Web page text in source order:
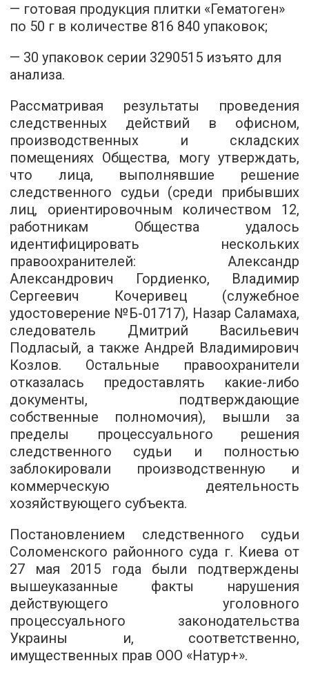
— готовая продукция плитки «Гематоген»
по 50 г в количестве 816 840 упаковок;
— 30 упаковок серии 3290515 изъято для
анализа.
Рассматривая результаты проведения
следственных действий в офисном,
производственных и складских
помещениях Общества, могу утверждать,
что лица, выполнявшие решение
следственного судьи (среди прибывших
лиц, ориентировочным количеством 12,
работникам Общества удалось
идентифицировать нескольких
правоохранителей: Александр
Александрович Гордиенко, Владимир
Сергеевич Кочеривец (служебное
удостоверение №Б-01717), Назар Саламаха,
следователь Дмитрий Васильевич
Подласый, а также Андрей Владимирович
Козлов. Остальные правоохранители
отказалась предоставлять какие-либо
документы, подтверждающие
собственные полномочия), вышли за
пределы процессуального решения
следственного судьи и полностью
заблокировали производственную и
коммерческую деятельность
хозяйствующего субъекта.
Постановлением следственного судьи
Соломенского районного суда г. Киева от
27 мая 2015 года были подтверждены
вышеуказанные факты нарушения
действующего уголовного
процессуального законодательства
Украины и, соответственно,
имущественных прав ООО «Натур+».